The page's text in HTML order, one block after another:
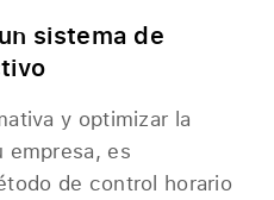
sistema de
y optimizar la
empresa, es
de control horario